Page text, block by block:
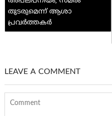
തുടരുമെന്ന് ആശാ
പ്രവർത്തകർ
LEAVE A COMMENT